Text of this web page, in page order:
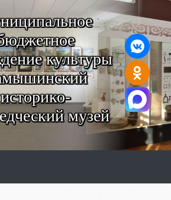
культуры
историко-
музей